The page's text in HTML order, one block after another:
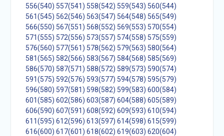
556(540) 557(541) 558(542) 559(543) 560(544)
561(545) 562(546) 563(547) 564(548) 565(549)
566(550) 567(551) 568(552) 569(553) 570(554)
571(555) 572(556) 573(557) 574(558) 575(559)
576(560) 577(561) 578(562) 579(563) 580(564)
581(565) 582(566) 583(567) 584(568) 585(569)
586(570) 587(571) 588(572) 589(573) 590(574)
591(575) 592(576) 593(577) 594(578) 595(579)
596(580) 597(581) 598(582) 599(583) 600(584)
601(585) 602(586) 603(587) 604(588) 605(589)
606(590) 607(591) 608(592) 609(593) 610(594)
611(595) 612(596) 613(597) 614(598) 615(599)
616(600) 617(601) 618(602) 619(603) 620(604)